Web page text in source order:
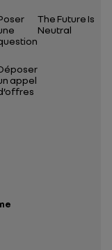
appel
The Future Is
Neutral